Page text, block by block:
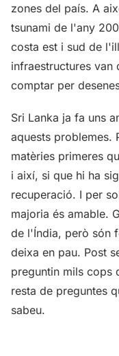
zones del país. A
tsunami de l'any
costa est i sud de
infraestructures van
comptar per
Sri Lanka ja fa uns
aquests problemes.
matèries primeres
i així, si que hi ha
recuperació. I per
majoria és amable.
de l'Índia, però són
deixa en pau. Post
preguntin mils cops
resta de preguntes
sabeu.